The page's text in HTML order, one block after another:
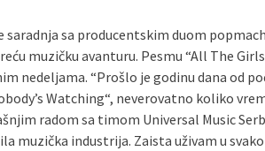
saradnja sa producentskim duom
muzičku avanturu. Pesmu “All The
nedeljama. “Prošlo je godinu dana od
Watching“, neverovatno koliko
radom sa timom Universal Music
muzička industrija. Zaista uživam u